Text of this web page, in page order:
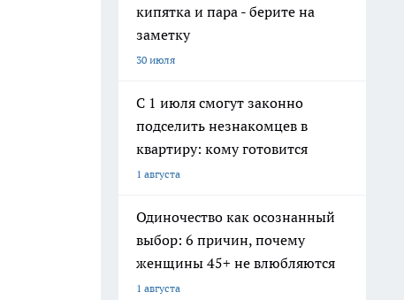
кипятка и пара - берите на
заметку
30 июля
С 1 июля смогут законно
подселить незнакомцев в
квартиру: кому готовится
1 августа
Одиночество как осознанный
выбор: 6 причин, почему
женщины 45+ не влюбляются
1 августа